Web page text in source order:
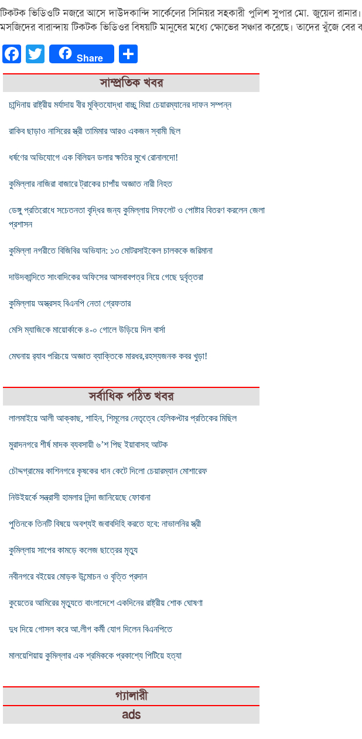
টিকটক ভিডিওটি নজরে আসে দাউদকান্দি সার্কেলের সিনিয়র সহকারী পুলিশ সুপার মো. জুয়েল
মসজিদের বারান্দায় টিকটক ভিডিওর বিষয়টি মানুষের মধ্যে ক্ষোভের সঞ্চার করেছে। তাদের খুঁজে বের
FacebookTwitter Share
সাম্প্রতিক খবর
চান্দিনায় রাষ্ট্রীয় মর্যাদায় বীর মুক্তিযোদ্ধা বাচ্চু মিয়া চেয়ারম্যানের দাফন সম্পন্ন
রাকিব ছাড়াও নাসিরের স্ত্রী তামিমার আরও একজন স্বামী ছিল
ধর্ষণের অভিযোগে এক বিলিয়ন ডলার ক্ষতির মুখে রোনালদো!
কুমিল্লার নাজিরা বাজারে ট্রাকের চাপাঁয় অজ্ঞাত নারী নিহত
ডেঙ্গু প্রতিরোধে সচেতনতা বৃদ্ধির জন্য কুমিল্লায় লিফলেট ও পোষ্টার বিতরণ করলেন জেলা
প্রশাসন
কুমিল্লা নগরীতে বিজিবির অভিযান: ১৩ মোটরসাইকেল চালককে জরিমানা
দাউদকান্দিতে সাংবাদিকের অফিসের আসবাবপত্র নিয়ে গেছে দুর্বৃত্তরা
কুমিল্লায় অস্ত্রসহ বিএনপি নেতা গ্রেফতার
মেসি ম্যাজিকে মায়োর্কাকে ৪-০ গোলে উড়িয়ে দিল বার্সা
মেঘনায় র‍্যাব পরিচয়ে অজ্ঞাত ব্যাক্তিকে মারধর,রহস্যজনক কবর খুড়া!
সর্বাধিক পঠিত খবর
লালমাইয়ে আলী আক্কাছ, শাহিন, শিমূলের নেতৃত্বে হেলিকপ্টার প্রতিকের মিছিল
মুরাদনগরে শীর্ষ মাদক ব্যবসায়ী ৬’শ পিছ ইয়াবাসহ আটক
চৌদ্দগ্রামের কাশিনগরে কৃষকের ধান কেটে দিলো চেয়ারম্যান মোশারেফ
নিউইয়র্কে সন্ত্রাসী হামলার নিন্দা জানিয়েছে ফোবানা
পুতিনকে তিনটি বিষয়ে অবশ্যই জবাবদিহি করতে হবে: নাভালনির স্ত্রী
কুমিল্লায় সাপের কামড়ে কলেজ ছাত্রের মৃত্যু
নবীনগরে বইয়ের মোড়ক উন্মোচন ও বৃত্তি প্রদান
কুয়েতের আমিরের মৃত্যুতে বাংলাদেশে একদিনের রাষ্ট্রীয় শোক ঘোষণা
দুধ দিয়ে গোসল করে আ.লীগ কর্মী যোগ দিলেন বিএনপিতে
মালয়েশিয়ায় কুমিল্লার এক শ্রমিককে প্রকাশ্যে পিটিয়ে হত্যা
গ্যালারী
ads